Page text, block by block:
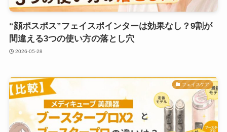
“顔ポスポス”フェイスポインターは効果なし？9割が
間違える3つの使い方の落とし穴
2026-05-28
フェイスケア